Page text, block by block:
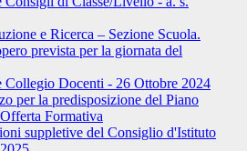
e Ricerca – Sezione Scuola.
prevista per la giornata del
Collegio Docenti - 26 Ottobre 2024
per la predisposizione del Piano
Formativa
suppletive del Consiglio d'Istituto